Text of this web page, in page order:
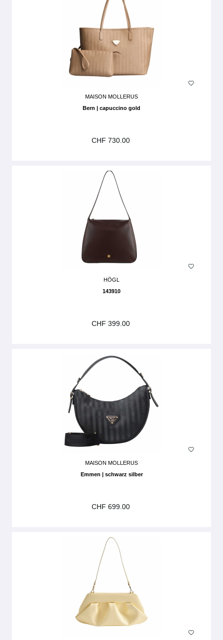
MAISON MOLLERUS
Bern | capuccino gold
CHF 730.00
HÖGL
143910
CHF 399.00
MAISON MOLLERUS
Emmen | schwarz silber
CHF 699.00